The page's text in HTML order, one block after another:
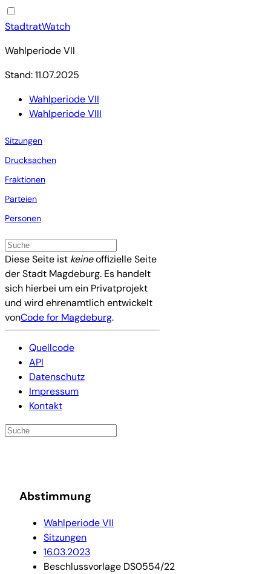
StadtratWatch
Wahlperiode VII
Stand: 11.07.2025
Wahlperiode VII
Wahlperiode VIII
Sitzungen
Drucksachen
Fraktionen
Parteien
Personen
Diese Seite ist keineoffizielle Seite
der Stadt Magdeburg. Es handelt
sich hierbei um ein Privatprojekt
und wird ehrenamtlich entwickelt
vonCode for Magdeburg.
Quellcode
API
Datenschutz
Impressum
Kontakt
Abstimmung
Wahlperiode VII
Sitzungen
16.03.2023
Beschlussvorlage DS0554/22